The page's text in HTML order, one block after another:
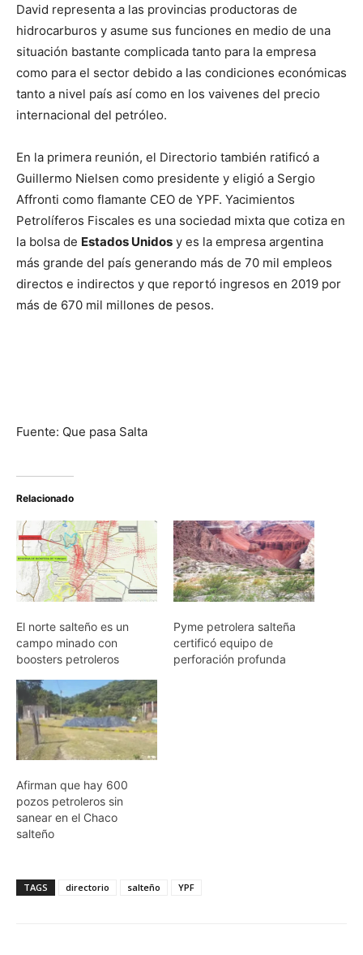
David representa a las provincias productoras de
hidrocarburos y asume sus funciones en medio de una
situación bastante complicada tanto para la empresa
como para el sector debido a las condiciones económicas
tanto a nivel país así como en los vaivenes del precio
internacional del petróleo.
En la primera reunión, el Directorio también ratificó a
Guillermo Nielsen como presidente y eligió a Sergio
Affronti como flamante CEO de YPF. Yacimientos
Petrolíferos Fiscales es una sociedad mixta que cotiza en
la bolsa de Estados Unidos y es la empresa argentina
más grande del país generando más de 70 mil empleos
directos e indirectos y que reportó ingresos en 2019 por
más de 670 mil millones de pesos.
Fuente: Que pasa Salta
Relacionado
El norte salteño es un
campo minado con
boosters petroleros
Pyme petrolera salteña
certificó equipo de
perforación profunda
Afirman que hay 600
pozos petroleros sin
sanear en el Chaco
salteño
TAGS directorio salteño YPF